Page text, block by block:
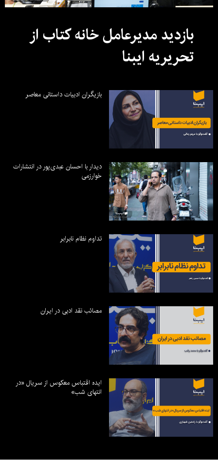
بازدید مدیرعامل خانه کتاب از
تحریریه ایبنا
بازیگران ادبیات داستانی معاصر
دیدار با احسان عبدی‌پور در انتشارات
خوارزمی
تداوم نظام نابرابر
مصائب نقد ادبی در ایران
ایده اقتباس معکوس از سریال «در
انتهای شب»